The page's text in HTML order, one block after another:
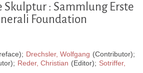
Skulptur : Sammlung Erste
Foundation
Drechsler, Wolfgang (Contributor);
Reder, Christian (Editor); Sotriffer,